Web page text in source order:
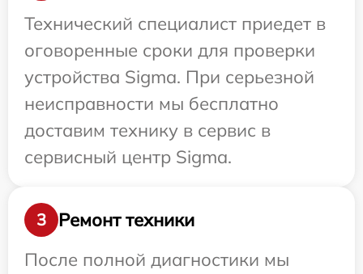
Технический специалист приедет в
оговоренные сроки для проверки
устройства Sigma. При серьезной
неисправности мы бесплатно
доставим технику в сервис в
сервисный центр Sigma.
3
Ремонт техники
После полной диагностики мы